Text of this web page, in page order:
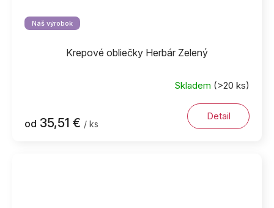
Náš výrobok
Krepové obliečky Herbár Zelený
Skladem (>20 ks)
od 35,51 € / ks
Detail